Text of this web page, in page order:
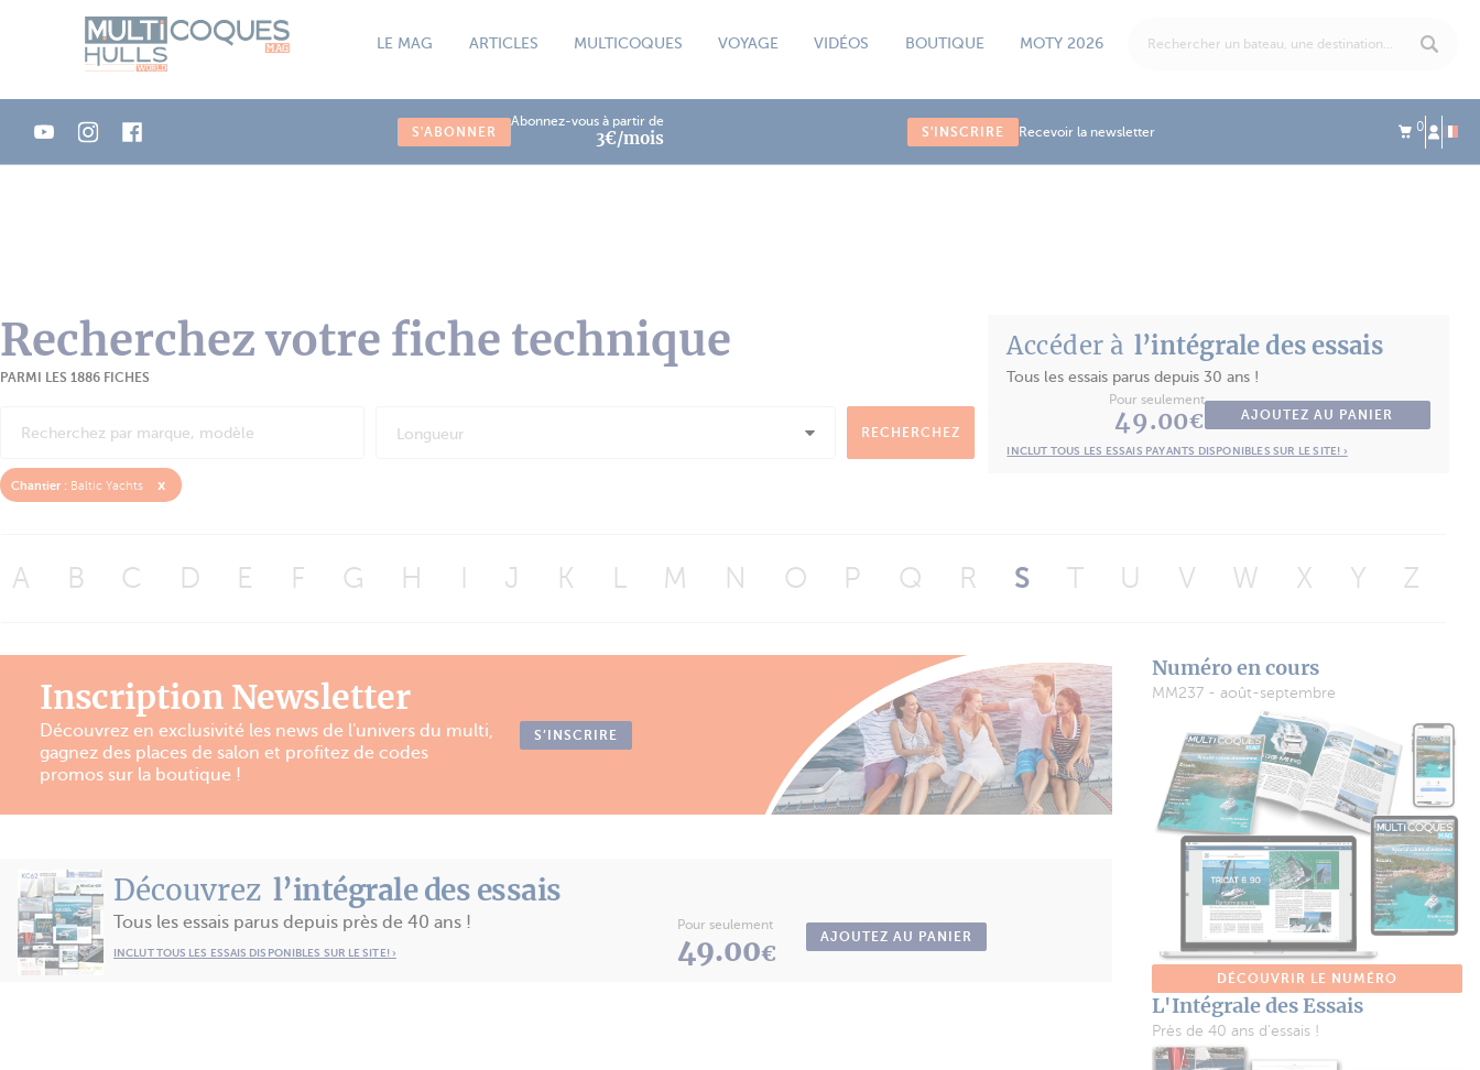
LE MAG ARTICLES MULTICOQUES VOYAGE VIDÉOS BOUTIQUE MOTY 2026
S'ABONNER
Abonnez-vous à partir de
3€/mois S'INSCRIRE Recevoir la newsletter 0
Recherchez votre fiche technique
PARMI LES 1886 FICHES
Longueur RECHERCHEZ
Chantier : Baltic Yachts x
Accéder à l’intégrale des essais
Tous les essais parus depuis 30 ans !
Pour seulement
49.00€ AJOUTEZ AU PANIER
INCLUT TOUS LES ESSAIS PAYANTS DISPONIBLES SUR LE SITE! ›
A B C D E F G H J K L M N O P Q R S T U V W X Y Z
Inscription Newsletter
Découvrez en exclusivité les news de l'univers du multi,
gagnez des places de salon et profitez de codes
promos sur la boutique !
S’INSCRIRE
Découvrez l’intégrale des essais
Tous les essais parus depuis près de 40 ans !
INCLUT TOUS LES ESSAIS DISPONIBLES SUR LE SITE! ›
Pour seulement
49.00€
AJOUTEZ AU PANIER
Numéro en cours
MM237 - août-septembre
DÉCOUVRIR LE NUMÉRO
L'Intégrale des Essais
Près de 40 ans d'essais !
Panneau de gestion des cookies